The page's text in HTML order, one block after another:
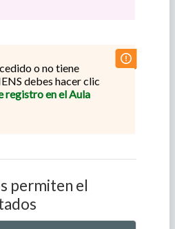
o no tiene
debes hacer clic
registro en el Aula
permiten el